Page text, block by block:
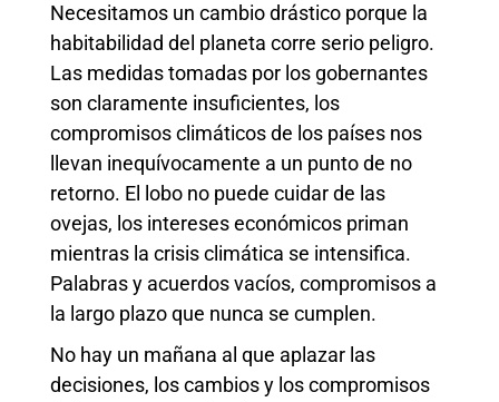
Necesitamos un cambio drástico porque la
habitabilidad del planeta corre serio peligro.
Las medidas tomadas por los gobernantes
son claramente insuficientes, los
compromisos climáticos de los países nos
llevan inequívocamente a un punto de no
retorno. El lobo no puede cuidar de las
ovejas, los intereses económicos priman
mientras la crisis climática se intensifica.
Palabras y acuerdos vacíos, compromisos a
la largo plazo que nunca se cumplen.
No hay un mañana al que aplazar las
decisiones, los cambios y los compromisos